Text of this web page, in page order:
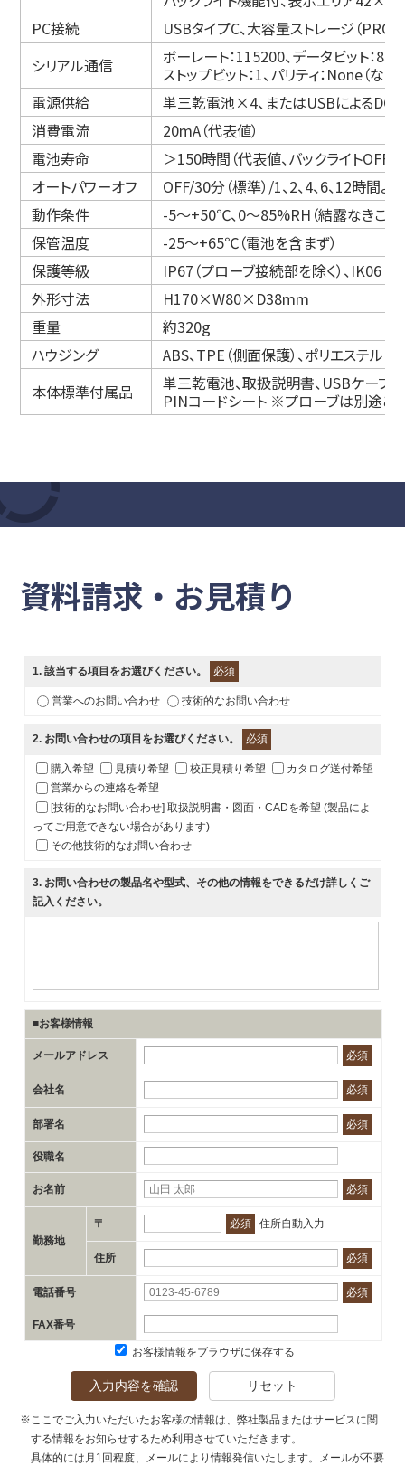
PC接続
USBタイプC、大容量ストレージ（
シリアル通信
ボーレート：115200、データビット：8、
ストップビット：1、パリティ：None（なし）
電源供給
単三乾電池×4、またはUSBによる
消費電流
20mA（代表値）
電池寿命
＞150時間（代表値、バックライトOFF
オートパワーオフ
OFF/30分（標準）/1、2、4、6、12時間
動作条件
-5～+50℃、0～85%RH（結露なきこと
保管温度
-25～+65℃（電池を含まず）
保護等級
IP67（プローブ接続部を除く）、IK06
外形寸法
H170×W80×D38mm
重量
約320g
ハウジング
ABS、TPE（側面保護）、ポリエステル（
本体標準付属品
単三乾電池、取扱説明書、USBケーブ
PINコードシート ※プローブは別途ご
資料請求・お見積り
1. 該当する項目をお選びください。 必須
営業へのお問い合わせ 技術的なお問い合わせ
2. お問い合わせの項目をお選びください。 必須
購入希望 見積り希望 校正見積り希望
カタログ送付希望
営業からの連絡を希望
[技術的なお問い合わせ] 取扱説明書・図面・CADを希望 (製品によ
ってご用意できない場合があります)
その他技術的なお問い合わせ
3. お問い合わせの製品名や型式、その他の情報をできるだけ詳しくご
記入ください。
■お客様情報
メールアドレス 必須
会社名 必須
部署名 必須
役職名
お名前 必須
勤務地
〒 必須 住所自動入力
住所 必須
電話番号 必須
FAX番号
お客様情報をブラウザに保存する
入力内容を確認 リセット
※ここでご入力いただいたお客様の情報は、弊社製品またはサービスに関
する情報をお知らせするため利用させていただきます。
具体的には月1回程度、メールにより情報発信いたします。メールが不要